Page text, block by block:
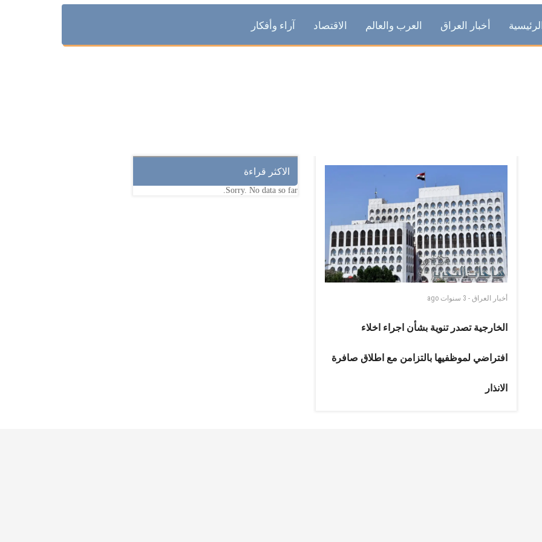
أخبار العراق العرب والعالم الاقتصاد آراء وأفكار
أخبار العراق- 3 سنوات ago
الخارجية تصدر تنوية بشأن اجراء اخلاء
افتراضي لموظفيها بالتزامن مع اطلاق صافرة
الانذار
الاكثر قراءة
Sorry. No data so far.